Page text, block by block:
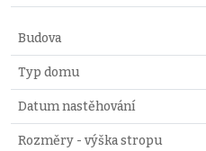
Budova
Typ domu
Datum nastěhování
Rozměry - výška stropu